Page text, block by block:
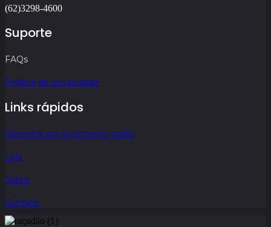
(62)3298-4600
Suporte
FAQs
Política de privacidade
Links rápidos
Obtenha um orçamento grátis
Loja
Sobre
Contato